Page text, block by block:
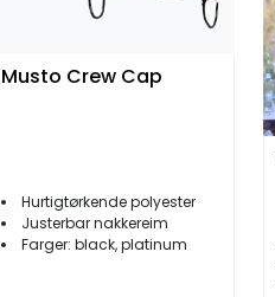
Musto Crew Cap
Hurtigtørkende polyester
Justerbar nakkereim
Farger: black, platinum